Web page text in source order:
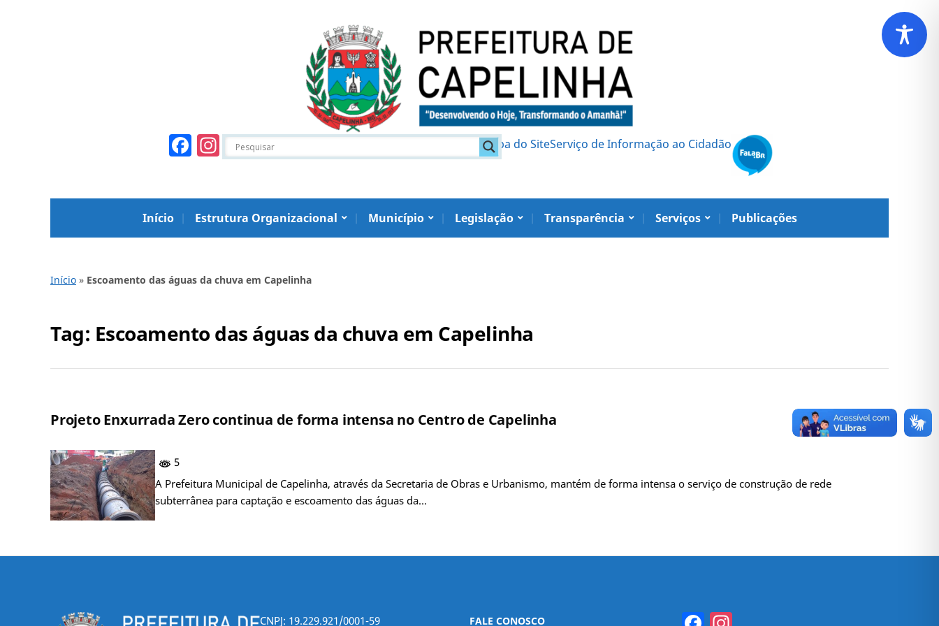
Facebook
Instagram Mapa do SiteServiço de Informação ao Cidadão
Início Estrutura Organizacional Município Legislação Transparência Serviços Publicações
Início » Escoamento das águas da chuva em Capelinha
Tag: Escoamento das águas da chuva em Capelinha
Projeto Enxurrada Zero continua de forma intensa no Centro de Capelinha
5
A Prefeitura Municipal de Capelinha, através da Secretaria de Obras e Urbanismo, mantém de forma intensa o serviço de construção de rede
subterrânea para captação e escoamento das águas da…
CNPJ: 19.229.921/0001-59 FALE CONOSCO